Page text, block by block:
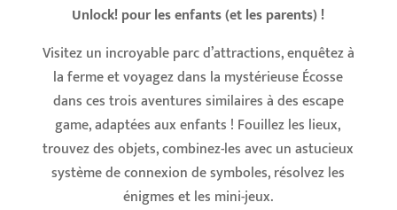
Unlock! pour les enfants (et les parents) !
Visitez un incroyable parc d’attractions, enquêtez à
la ferme et voyagez dans la mystérieuse Écosse
dans ces trois aventures similaires à des escape
game, adaptées aux enfants ! Fouillez les lieux,
trouvez des objets, combinez-les avec un astucieux
système de connexion de symboles, résolvez les
énigmes et les mini-jeux.